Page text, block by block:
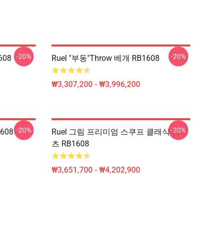
-20% Ruel "부동"Throw 베개 RB1608
₩3,307,200 - ₩3,996,200
-20%
-20%
Ruel 그림 프리미엄 스쿠프 클래식 티셔
츠 RB1608
₩3,651,700 - ₩4,202,900
-20%